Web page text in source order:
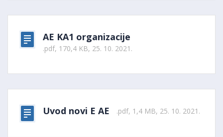
AE KA1 organizacije
.pdf, 170,4 KB, 25. 10. 2021.
Uvod novi E AE .pdf, 1,4 MB, 25. 10. 2021.